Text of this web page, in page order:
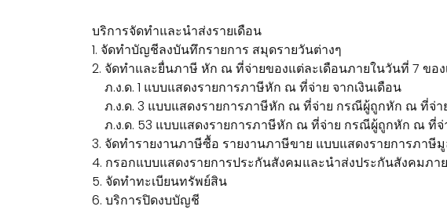
บริการจัดทำและนำส่งรายเดือน
1. จัดทำบัญชีลงบันทึกรายการ สมุดรายวันต่างๆ
2. จัดทำและยื่นภาษี หัก ณ ที่จ่ายของแต่ละเดือนภายในวันที่ 7 ขอ
ภ.ง.ด. 1 แบบแสดงรายการภาษีหัก ณ ที่จ่าย จากเงินเดือน
ภ.ง.ด. 3 แบบแสดงรายการภาษีหัก ณ ที่จ่าย กรณีผู้ถูกหัก ณ ที่จ่า
ภ.ง.ด. 53 แบบแสดงรายการภาษีหัก ณ ที่จ่าย กรณีผู้ถูกหัก ณ ที่จ่
3. จัดทำรายงานภาษีซื้อ รายงานภาษีขาย แบบแสดงรายการภาษี
4. กรอกแบบแสดงรายการประกันสังคมและนำส่งประกันสังคมภา
5. จัดทำทะเบียนทรัพย์สิน
6. บริการปิดงบบัญชี